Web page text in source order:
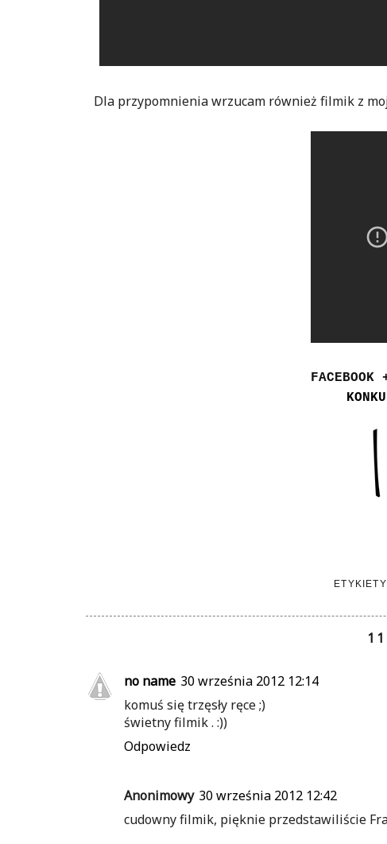
Dla przypomnienia wrzucam również filmik z
FACEBOOK
no name 30 września 2012 12:14
komuś się trzęsły ręce ;)
świetny filmik . :))
Odpowiedz
Anonimowy 30 września 2012 12:42
cudowny filmik, pięknie przedstawiliście